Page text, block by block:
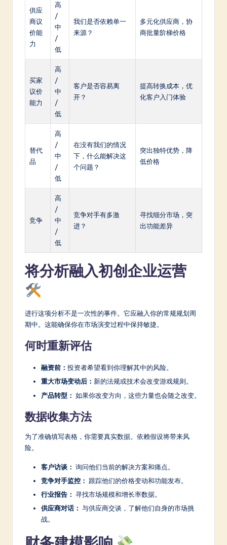
供应
商议
价能
力
高
/
中
/
低
我们是否依赖单一
来源？
多元化供应商，协
商批量阶梯价格
买家
议价
能力
高
/
中
/
低
客户是否容易离
开？
提高转换成本，优
化客户入门体验
替代
品
高
/
中
/
低
在没有我们的情况
下，什么能解决这
个问题？
突出独特优势，降
低价格
竞争
高
/
中
/
低
竞争对手有多激
进？
寻找细分市场，突
出功能差异
将分析融入初创企业运营
进行这项分析不是一次性的事件。它应融入你的常规规划周
期中。这能确保你在市场演变过程中保持敏捷。
何时重新评估
融资前： 投资者希望看到你理解其中的风险。
重大市场变动后： 新的法规或技术会改变游戏规则。
产品转型： 如果你改变方向，这些力量也会随之改变。
数据收集方法
为了准确填写表格，你需要真实数据。依赖假设将带来风
险。
客户访谈： 询问他们当前的解决方案和痛点。
竞争对手监控： 跟踪他们的价格变动和功能发布。
行业报告： 寻找市场规模和增长率数据。
供应商对话： 与供应商交谈，了解他们自身的市场挑
战。